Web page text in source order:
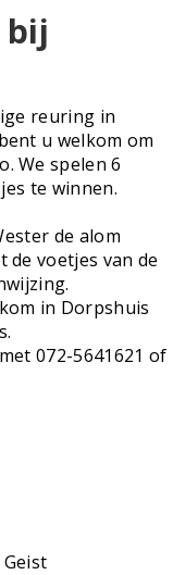
bij
reuring in
u welkom om
We spelen 6
te winnen.
de alom
de voetjes van de
in Dorpshuis
072-5641621 of